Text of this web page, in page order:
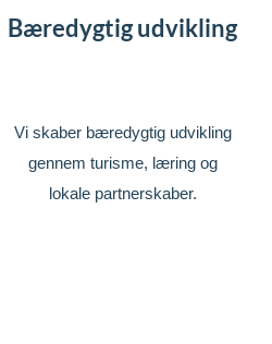
Bæredygtig udvikling
Vi skaber bæredygtig udvikling
gennem turisme, læring og
lokale partnerskaber.